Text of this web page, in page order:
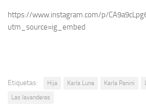
https://www.instagram.com/p/
utm_source=ig_embed
Etiquetas: Hija Karla Luna Karla Panini
Las lavanderas